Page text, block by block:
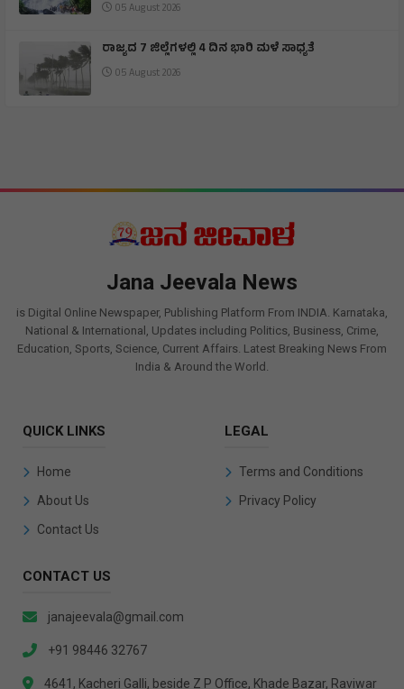
05 August 2026
ರಾಜ್ಯದ 7 ಜಿಲ್ಲೆಗಳಲ್ಲಿ 4 ದಿನ ಭಾರಿ ಮಳೆ ಸಾಧ್ಯತೆ
05 August 2026
Jana Jeevala News
is Digital Online Newspaper, Publishing Platform From INDIA. Karnataka,
National & International, Updates including Politics, Business, Crime,
Education, Sports, Science, Current Affairs. Latest Breaking News From
India & Around the World.
QUICK LINKS
Home
About Us
Contact Us
LEGAL
Terms and Conditions
Privacy Policy
CONTACT US
janajeevala@gmail.com
+91 98446 32767
4641, Kacheri Galli, beside Z P Office, Khade Bazar, Raviwar